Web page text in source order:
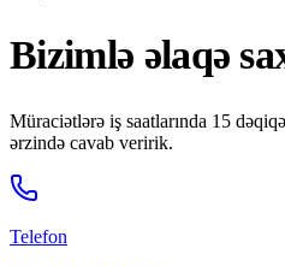
Bizimlə əlaqə
Müraciətlərə iş saatlarında 15
ərzində cavab veririk.
Telefon